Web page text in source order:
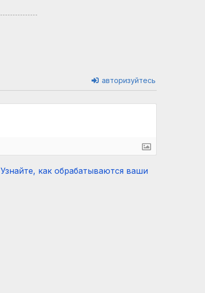
авторизуйтесь
Узнайте, как обрабатываются ваши